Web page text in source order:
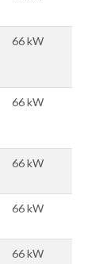
66 kW
66 kW
66 kW
66 kW
66 kW